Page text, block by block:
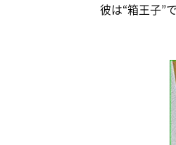
彼は“箱王子”